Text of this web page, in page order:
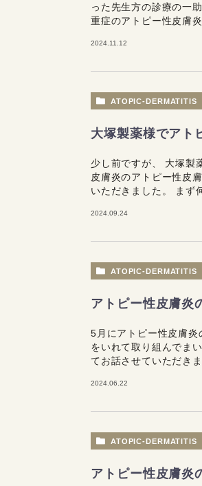
った先生方の診療の一
重症のアトピー性皮膚
2024.11.12
ATOPIC-DERMATITIS
大塚製薬様でアト
少し前ですが、 大塚製
皮膚炎のアトピー性皮
いただきました。 まず
2024.09.24
ATOPIC-DERMATITIS
アトピー性皮膚炎
5月にアトピー性皮膚
をいれて取り組んでま
てお話させていただき
2024.06.22
ATOPIC-DERMATITIS
アトピー性皮膚炎